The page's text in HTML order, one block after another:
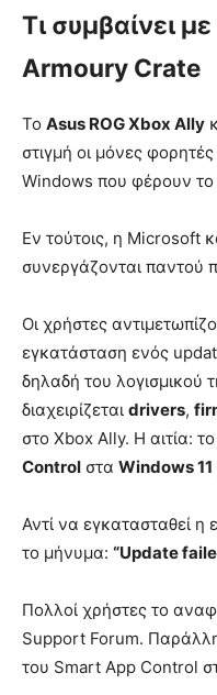
Τι συμβαίνει
Armoury Crate
Το Asus ROG Xbox Ally
στιγμή οι μόνες
Windows που φέρουν
Εν τούτοις, η Microsoft
συνεργάζονται παντού
Οι χρήστες
εγκατάσταση ενός
δηλαδή του λογισμικού
διαχειρίζεται drivers,
στο Xbox Ally. Η αιτία: το
Control στα Windows 11
Αντί να εγκατασταθεί
το μήνυμα: “Update
Πολλοί χρήστες το
Support Forum.
του Smart App Control